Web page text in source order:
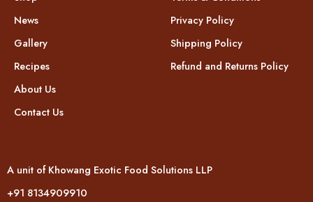
News
Gallery
Recipes
About Us
Contact Us
Privacy Policy
Shipping Policy
Refund and Returns Policy
A unit of Khowang Exotic Food Solutions LLP
+91 8134909910